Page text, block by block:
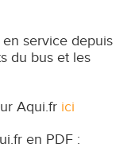
service depuis
du bus et les
Aqui.fr ici
en PDF :